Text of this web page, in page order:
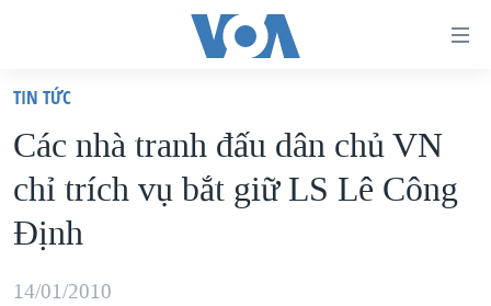
truy
cập
Tới
nội
dung
chính
VIỆT NAM
HOA KỲ
BIỂN ĐÔNG
THẾ GIỚI
TIN TỨC
Các nhà tranh đấu dân chủ VN
chỉ trích vụ bắt giữ LS Lê Công
Ðịnh
14/01/2010